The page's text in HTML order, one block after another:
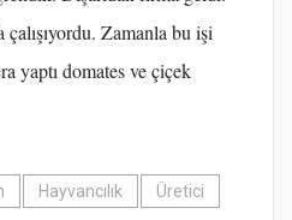
Zamanla bu işi
yaptı domates ve çiçek
Hayvancılık Üretici